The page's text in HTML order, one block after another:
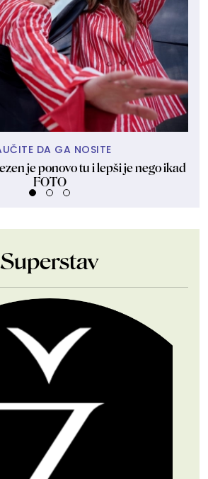
DA GA NOSITE
je ponovo tu i lepši je nego ikad
FOTO
Superstav